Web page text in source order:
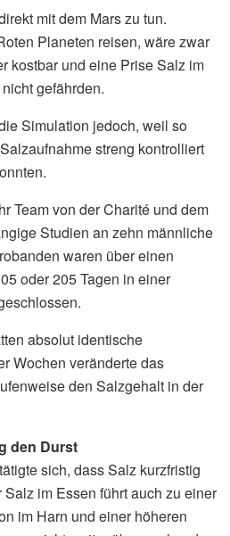
mit dem Mars zu tun.
Planeten reisen, wäre zwar
kostbar und eine Prise Salz im
gefährden.
Simulation jedoch, weil so
streng kontrolliert
Team von der Charité und dem
Studien an zehn männliche
waren über einen
oder 205 Tagen in einer
absolut identische
Wochen veränderte das
den Salzgehalt in der
den Durst
sich, dass Salz kurzfristig
im Essen führt auch zu einer
im Harn und einer höheren